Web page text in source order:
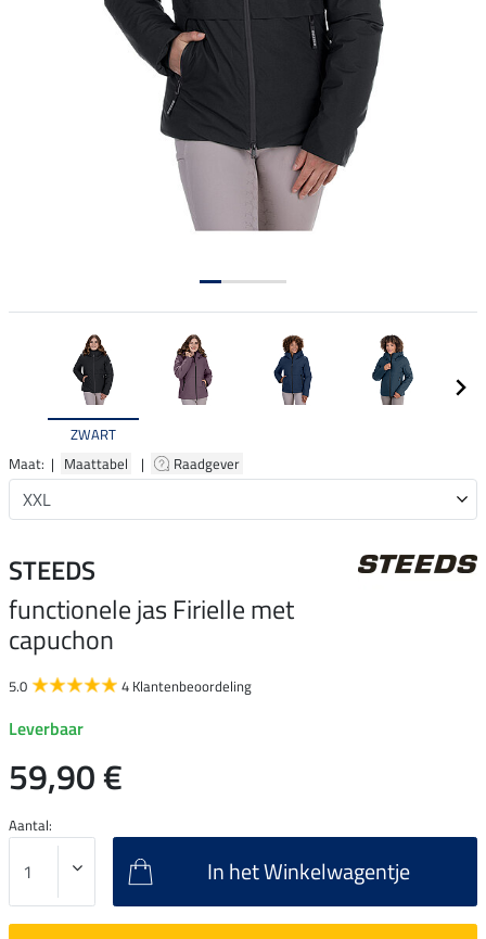
ZWART
Maat: | Maattabel | Raadgever
STEEDS
functionele jas Firielle met
capuchon
5.0 4 Klantenbeoordeling
Leverbaar
59,90 €
Aantal:
In het Winkelwagentje